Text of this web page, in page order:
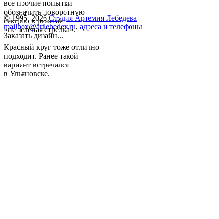
все прочие попытки
обозначить поворотную
секцию в режиме
«не зеленая стрелка».
Красный круг тоже отлично
подходит. Ранее такой
вариант встречался
в Ульяновске.
© 1995–2026 Студия Артемия Лебедева
mailbox@artlebedev.ru, адреса и телефоны
Заказать дизайн...